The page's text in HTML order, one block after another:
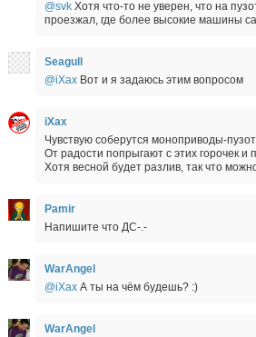
@svk Хотя что-то не уверен, что на
проезжал, где более высокие машины
Seagull
@iXax Вот и я задаюсь этим вопросом
iXax
Чувствую соберутся моноприводы-
От радости попрыгают с этих горочек и
Хотя весной будет разлив, так что
Pamir
Напишите что ДС-.-
WarAngel
@iXax А ты на чём будешь? :)
WarAngel